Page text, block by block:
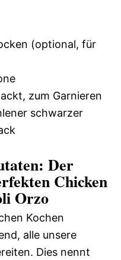
(optional, für
zum Garnieren
schwarzer
Der
Chicken
Orzo
Kochen
alle unsere
Dies nennt